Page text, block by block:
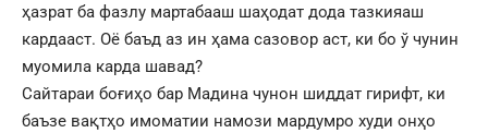
ҳазрат ба фазлу мартабааш шаҳодат дода тазкияаш
кардааст. Оё баъд аз ин ҳама сазовор аст, ки бо ў чунин
муомила карда шавад?
Сайтараи боғиҳо бар Мадина чунон шиддат гирифт, ки
баъзе вақтҳо имоматии намози мардумро худи онҳо